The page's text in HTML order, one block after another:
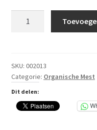
kg
aantal
SKU: 002013
Categorie: Organische Mest
Dit delen: